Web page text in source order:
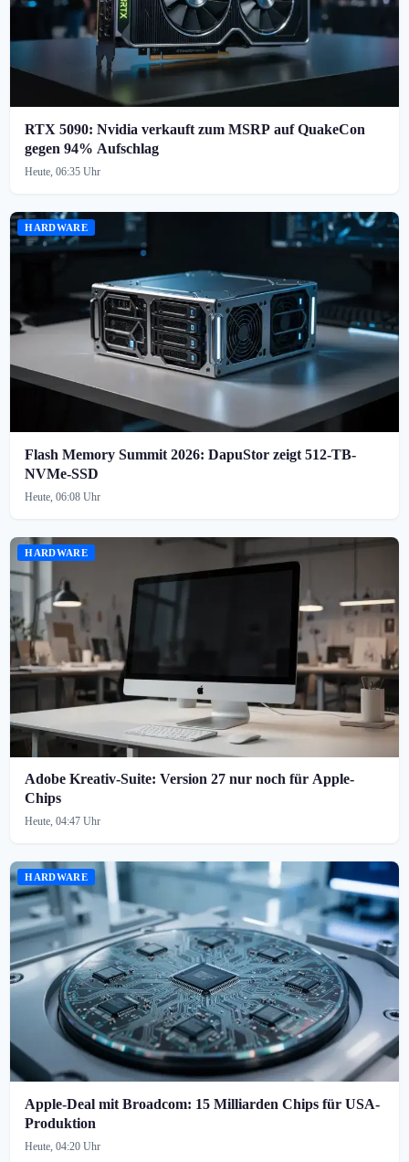
RTX 5090: Nvidia verkauft zum MSRP auf QuakeCon
gegen 94% Aufschlag
Heute, 06:35 Uhr
HARDWARE
Flash Memory Summit 2026: DapuStor zeigt 512-TB-
NVMe-SSD
Heute, 06:08 Uhr
HARDWARE
Adobe Kreativ-Suite: Version 27 nur noch für Apple-
Chips
Heute, 04:47 Uhr
HARDWARE
Apple-Deal mit Broadcom: 15 Milliarden Chips für USA-
Produktion
Heute, 04:20 Uhr